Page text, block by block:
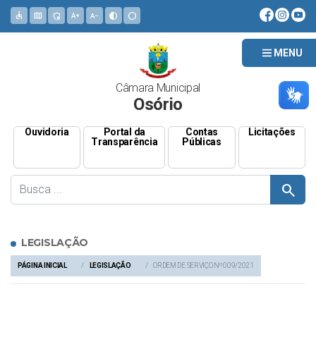
MENU
accessible map admin_panel_settings text_increase text_decrease contrast circle
Câmara Municipal
Osório
Ouvidoria
Portal da
Transparência
Contas
Públicas
Licitações
search
LEGISLAÇÃO
PÁGINA INICIAL LEGISLAÇÃO ORDEM DE SERVIÇO Nº 009/2021